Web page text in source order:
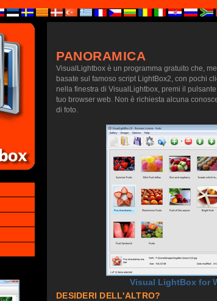
PANORAMICA
VisualLightbox è un programma gratuito che,
basate sul famoso script LightBox2, con pochi
nella finestra di VisualLightbox, premi il
tuo browser web. Non è richiesta alcuna
di foto.
Visual LightBox for
DESIDERI DELL'ALTRO?